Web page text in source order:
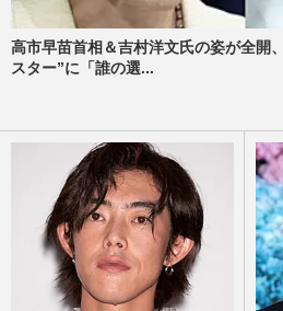
高市早苗首相＆吉村洋文氏の姿が全開
スター”に「誰の選...